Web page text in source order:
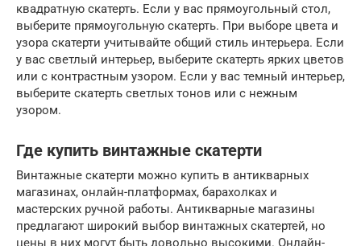
квадратную скатерть. Если у вас прямоугольный стол,
выберите прямоугольную скатерть. При выборе цвета и
узора скатерти учитывайте общий стиль интерьера. Если
у вас светлый интерьер, выберите скатерть ярких цветов
или с контрастным узором. Если у вас темный интерьер,
выберите скатерть светлых тонов или с нежным
узором.
Где купить винтажные скатерти
Винтажные скатерти можно купить в антикварных
магазинах, онлайн-платформах, барахолках и
мастерских ручной работы. Антикварные магазины
предлагают широкий выбор винтажных скатертей, но
цены в них могут быть довольно высокими. Онлайн-